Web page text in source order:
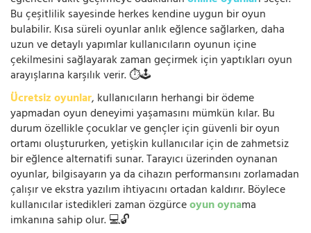
Bu çeşitlilik sayesinde herkes kendine uygun bir oyun
bulabilir. Kısa süreli oyunlar anlık eğlence sağlarken, daha
uzun ve detaylı yapımlar kullanıcıların oyunun içine
çekilmesini sağlayarak zaman geçirmek için yaptıkları oyun
arayışlarına karşılık verir. ⏱️🕹️
Ücretsiz oyunlar, kullanıcıların herhangi bir ödeme
yapmadan oyun deneyimi yaşamasını mümkün kılar. Bu
durum özellikle çocuklar ve gençler için güvenli bir oyun
ortamı oluştururken, yetişkin kullanıcılar için de zahmetsiz
bir eğlence alternatifi sunar. Tarayıcı üzerinden oynanan
oyunlar, bilgisayarın ya da cihazın performansını zorlamadan
çalışır ve ekstra yazılım ihtiyacını ortadan kaldırır. Böylece
kullanıcılar istedikleri zaman özgürceoyun oynama
imkanına sahip olur. 💻🔓